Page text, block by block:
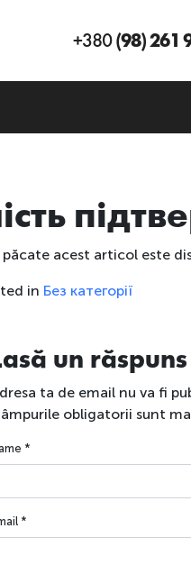
+380(98) 261
păcate acest articol este
in Без категорії
un răspuns
ta de email nu va fi
obligatorii sunt
*
*